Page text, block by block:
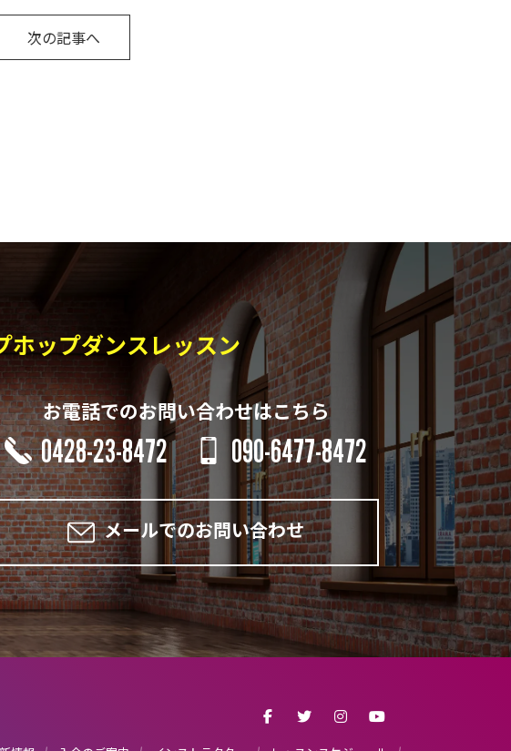
次の記事へ
ホップダンスレッスン
お電話でのお問い合わせはこちら
0428-23-8472 090-6477-8472
メールでのお問い合わせ